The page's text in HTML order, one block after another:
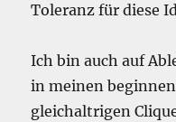
Toleranz für diese
Ich bin auch auf
in meinen
gleichaltrigen